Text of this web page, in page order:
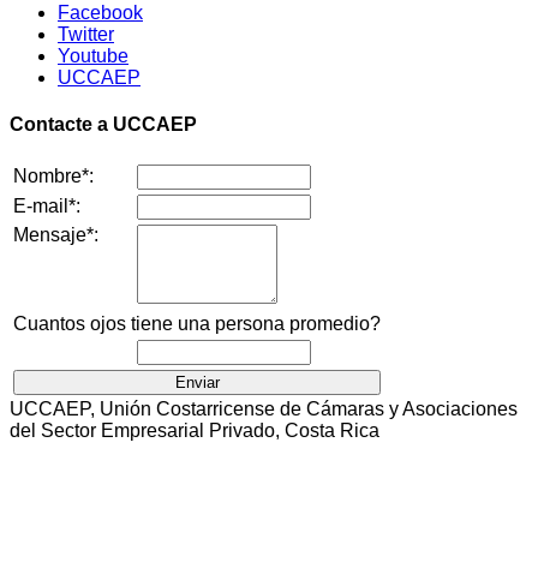
Facebook
Twitter
Youtube
UCCAEP
Contacte a UCCAEP
Nombre*:
E-mail*:
Mensaje*:
Cuantos ojos tiene una persona promedio?
UCCAEP, Unión Costarricense de Cámaras y Asociaciones
del Sector Empresarial Privado, Costa Rica